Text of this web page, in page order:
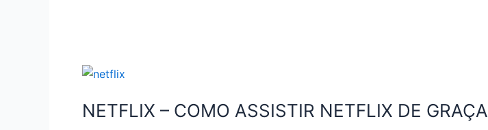
NETFLIX – COMO ASSISTIR NETFLIX DE GRAÇA